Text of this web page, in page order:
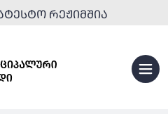
ᲠᲔᲟᲘᲛᲨᲘᲐ